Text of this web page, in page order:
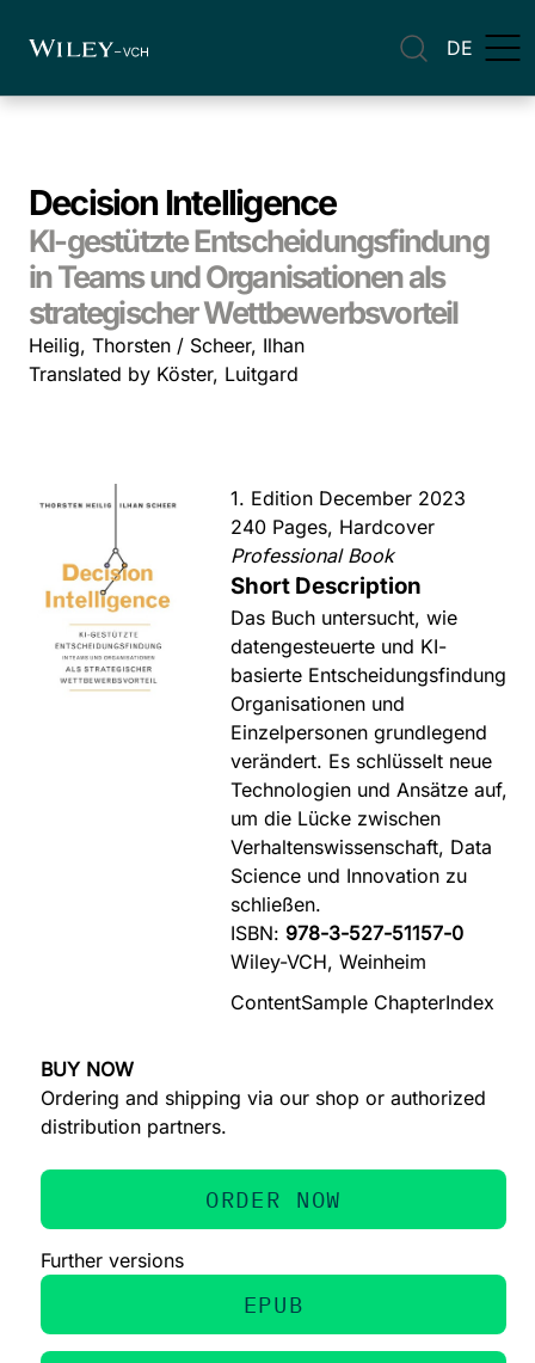
DE
Decision Intelligence
KI-gestützte Entscheidungsfindung
in Teams und Organisationen als
strategischer Wettbewerbsvorteil
Heilig, Thorsten / Scheer, Ilhan
Translated by Köster, Luitgard
1. Edition December 2023
240 Pages, Hardcover
Professional Book
Short Description
Das Buch untersucht, wie
datengesteuerte und KI-
basierte Entscheidungsfindung
Organisationen und
Einzelpersonen grundlegend
verändert. Es schlüsselt neue
Technologien und Ansätze auf,
um die Lücke zwischen
Verhaltenswissenschaft, Data
Science und Innovation zu
schließen.
ISBN: 978-3-527-51157-0
Wiley-VCH, Weinheim
ContentSample ChapterIndex
BUY NOW
Ordering and shipping via our shop or authorized
distribution partners.
ORDER NOW
Further versions
EPUB